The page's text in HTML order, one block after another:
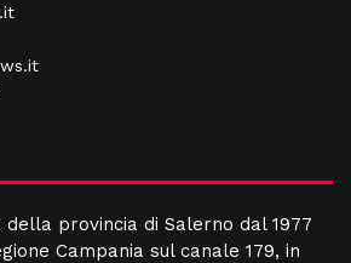
provincia di Salerno dal 1977
Campania sul canale 179, in